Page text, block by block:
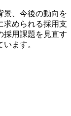
景、今後の動向を
求められる採用支
採用課題を見直す
ます。